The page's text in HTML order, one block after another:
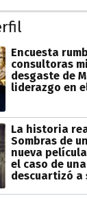
Encuesta
consultoras
desgaste de
liderazgo en
La historia
Sombras de
nueva
el caso de
descuartizó a